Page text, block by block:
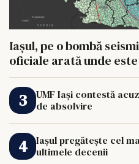
Iașul, pe o bombă
oficiale arată unde
UMF Iași contestă
de absolvire
Iașul pregătește cel
ultimele decenii